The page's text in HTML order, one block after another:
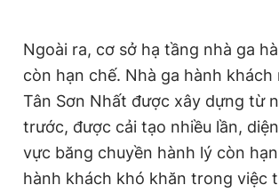
Ngoài ra, cơ sở hạ tầng nhà ga
còn hạn chế. Nhà ga hành khách
Tân Sơn Nhất được xây dựng từ
trước, được cải tạo nhiều lần,
vực băng chuyền hành lý còn
hành khách khó khăn trong việc